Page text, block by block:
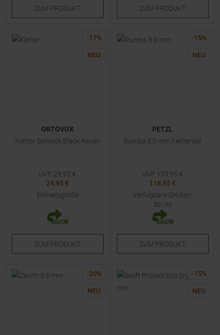
ZUM PRODUKT ZUM PRODUKT
-17%
NEU
ORTOVOX
Kletter Seilsack Black Raven
UVP 29,95 €
24,95 €
Einheitsgröße
ZUM PRODUKT
-15%
NEU
PETZL
Rumba 8.0 mm Kletterseil
UVP 139,95 €
118,95 €
Verfügbare Größen:
50 | 60
ZUM PRODUKT
-20%
NEU
-15%
NEU